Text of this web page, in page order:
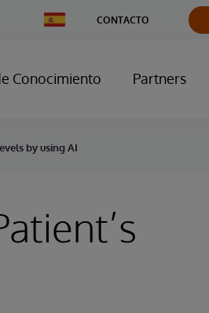
Change
Country
CONTACTO
Conocimiento Partners
by using AI